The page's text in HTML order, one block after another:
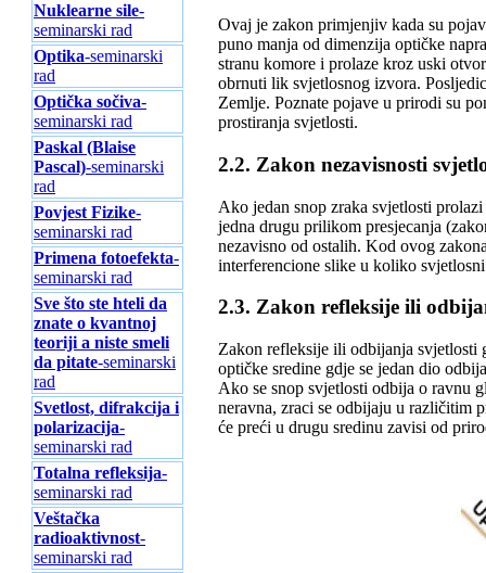
Nuklearne sile-
seminarski rad
Optika-seminarski
rad
Optička sočiva-
seminarski rad
Paskal (Blaise
Pascal)-seminarski
rad
Povjest Fizike-
seminarski rad
Primena fotoefekta-
seminarski rad
Sve što ste hteli da
znate o kvantnoj
teoriji a niste smeli
da pitate-seminarski
rad
Svetlost, difrakcija i
polarizacija-
seminarski rad
Totalna refleksija-
seminarski rad
Veštačka
radioaktivnost-
seminarski rad
Ovaj je zakon primjenjiv kada su
puno manja od dimenzija optičke
stranu komore i prolaze kroz uski
obrnuti lik svjetlosnog izvora.
Zemlje. Poznate pojave u prirodi su
prostiranja svjetlosti.
2.2. Zakon nezavisnosti
Ako jedan snop zraka svjetlosti
jedna drugu prilikom presjecanja
nezavisno od ostalih. Kod ovog
interferencione slike u koliko
2.3. Zakon refleksije ili
Zakon refleksije ili odbijanja svjetlosti
optičke sredine gdje se jedan dio
Ako se snop svjetlosti odbija o ravnu
neravna, zraci se odbijaju u različitim
će preći u drugu sredinu zavisi od